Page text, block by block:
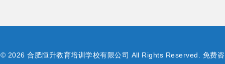
© 2026 合肥恒升教育培训学校有限公司 All Rights Reserved. 免费咨